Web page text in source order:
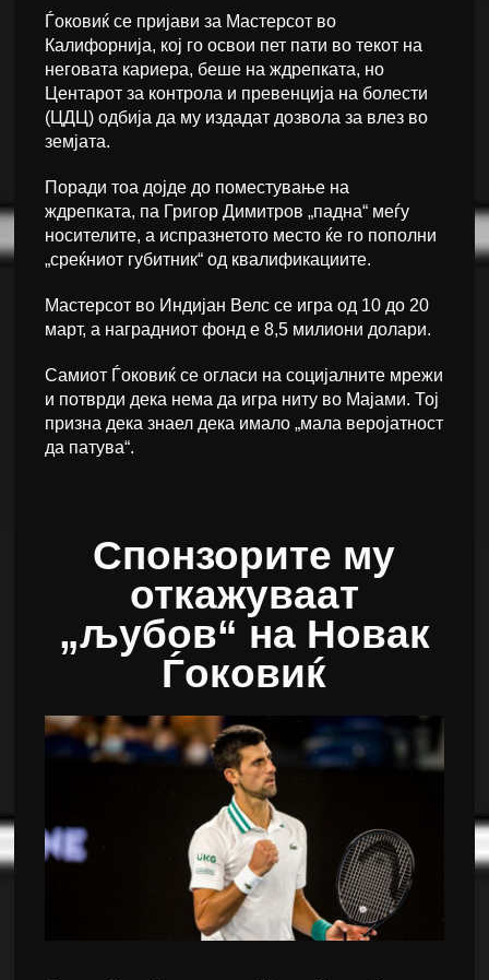
Ѓоковиќ се пријави за Мастерсот во
Калифорнија, кој го освои пет пати во текот на
неговата кариера, беше на ждрепката, но
Центарот за контрола и превенција на болести
(ЦДЦ) одбија да му издадат дозвола за влез во
земјата.
Поради тоа дојде до поместување на
ждрепката, па Григор Димитров „падна“ меѓу
носителите, а испразнетото место ќе го пополни
„среќниот губитник“ од квалификациите.
Мастерсот во Индијан Велс се игра од 10 до 20
март, а наградниот фонд е 8,5 милиони долари.
Самиот Ѓоковиќ се огласи на социјалните мрежи
и потврди дека нема да игра ниту во Мајами. Тој
призна дека знаел дека имало „мала веројатност
да патува“.
Спонзорите му
откажуваат
„љубов“ на Новак
Ѓоковиќ